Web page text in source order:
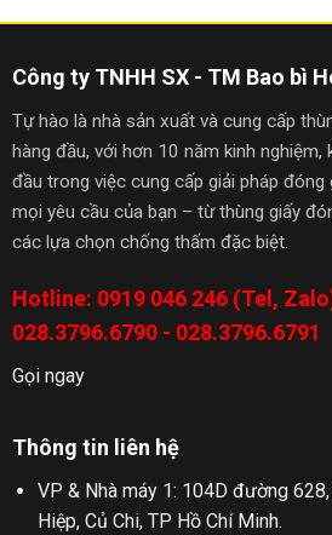
Công ty TNHH SX - TM Bao bì
Tự hào là nhà sản xuất và cung cấp
hàng đầu, với hơn 10 năm kinh nghiệm,
đầu trong việc cung cấp giải pháp đóng
mọi yêu cầu của bạn – từ thùng giấy
các lựa chọn chống thấm đặc biệt.
Hotline: 0919 046 246 (Tel,
028.3796.6790 - 028.3796.6791
Gọi ngay
Thông tin liên hệ
VP & Nhà máy 1: 104D đường
Hiệp, Củ Chi, TP Hồ Chí Minh.